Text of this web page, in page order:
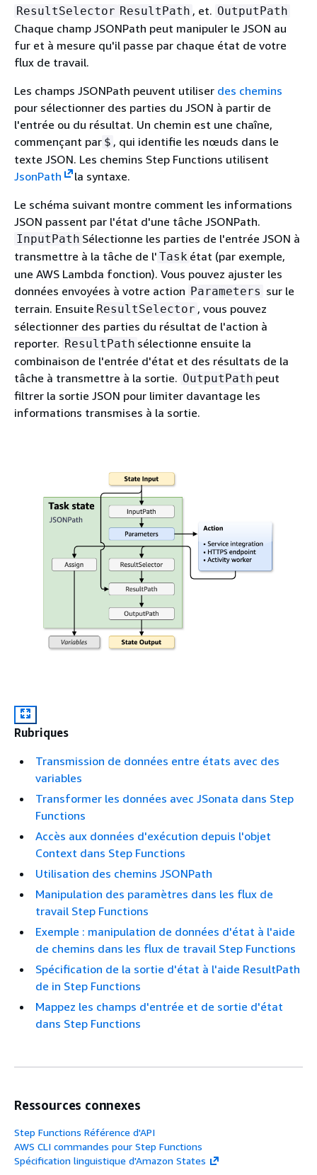
ResultSelector ResultPath , et. OutputPath
Chaque champ JSONPath peut manipuler le JSON au
fur et à mesure qu'il passe par chaque état de votre
flux de travail.
Les champs JSONPath peuvent utiliser des chemins
pour sélectionner des parties du JSON à partir de
l'entrée ou du résultat. Un chemin est une chaîne,
commençant par $ , qui identifie les nœuds dans le
texte JSON. Les chemins Step Functions utilisent
JsonPath
la syntaxe.
Le schéma suivant montre comment les informations
JSON passent par l'état d'une tâche JSONPath.
InputPath Sélectionne les parties de l'entrée JSON à
transmettre à la tâche de l' Task état (par exemple,
une AWS Lambda fonction). Vous pouvez ajuster les
données envoyées à votre action Parameters sur le
terrain. Ensuite ResultSelector , vous pouvez
sélectionner des parties du résultat de l'action à
reporter. ResultPath sélectionne ensuite la
combinaison de l'entrée d'état et des résultats de la
tâche à transmettre à la sortie. OutputPath peut
filtrer la sortie JSON pour limiter davantage les
informations transmises à la sortie.
Rubriques
Transmission de données entre états avec des
variables
Transformer les données avec JSonata dans Step
Functions
Accès aux données d'exécution depuis l'objet
Context dans Step Functions
Utilisation des chemins JSONPath
Manipulation des paramètres dans les flux de
travail Step Functions
Exemple : manipulation de données d'état à l'aide
de chemins dans les flux de travail Step Functions
Spécification de la sortie d'état à l'aide ResultPath
de in Step Functions
Mappez les champs d'entrée et de sortie d'état
dans Step Functions
Ressources connexes
Step Functions Référence d'API
AWS CLI commandes pour Step Functions
Spécification linguistique d'Amazon States